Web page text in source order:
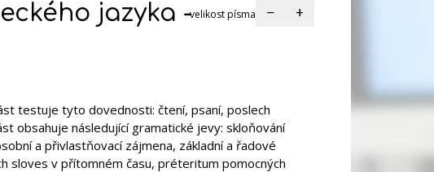
jazyka -velikost písma − +
testuje tyto dovednosti: čtení, psaní, poslech
obsahuje následující gramatické jevy: skloňování
a přivlastňovací zájmena, základní a řadové
sloves v přítomném času, préteritum pomocných